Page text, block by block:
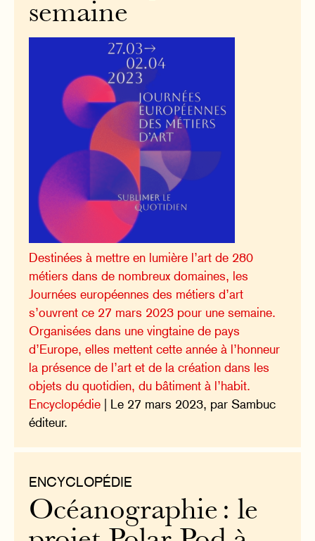
semaine
Destinées à mettre en lumière l’art de 280
métiers dans de nombreux domaines, les
Journées européennes des métiers d’art
s’ouvrent ce 27 mars 2023 pour une semaine.
Organisées dans une vingtaine de pays
d’Europe, elles mettent cette année à l’honneur
la présence de l’art et de la création dans les
objets du quotidien, du bâtiment à l’habit.
Encyclopédie | Le 27 mars 2023, par Sambuc
éditeur.
ENCYCLOPÉDIE
Océanographie : le